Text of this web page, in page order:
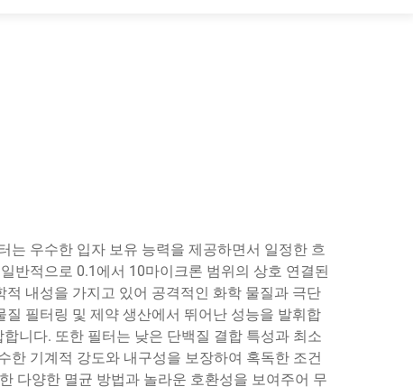
는 우수한 입자 보유 능력을 제공하면서 일정한 흐
반적으로 0.1에서 10마이크론 범위의 상호 연결된
내성을 가지고 있어 공격적인 화학 물질과 극단
필터링 및 제약 생산에서 뛰어난 성능을 발휘합
니다. 또한 필터는 낮은 단백질 결합 특성과 최소
한 기계적 강도와 내구성을 보장하여 혹독한 조건
다양한 멸균 방법과 놀라운 호환성을 보여주어 무